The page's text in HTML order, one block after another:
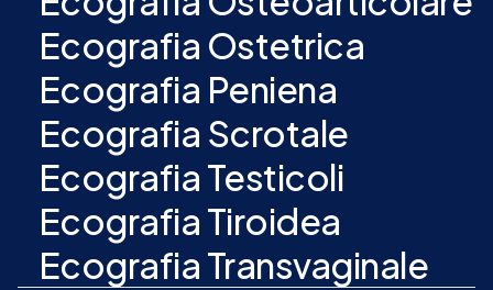
Ecografia Ostetrica
Ecografia Peniena
Ecografia Scrotale
Ecografia Testicoli
Ecografia Tiroidea
Ecografia Transvaginale